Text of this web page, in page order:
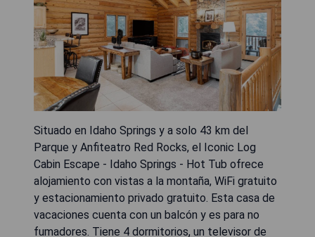
Situado en Idaho Springs y a solo 43 km del
Parque y Anfiteatro Red Rocks, el Iconic Log
Cabin Escape - Idaho Springs - Hot Tub ofrece
alojamiento con vistas a la montaña, WiFi gratuito
y estacionamiento privado gratuito. Esta casa de
vacaciones cuenta con un balcón y es para no
fumadores. Tiene 4 dormitorios, un televisor de